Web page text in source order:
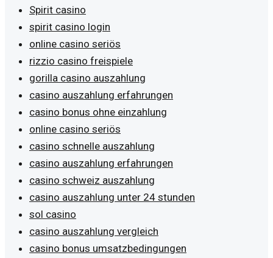
Spirit casino
spirit casino login
online casino seriös
rizzio casino freispiele
gorilla casino auszahlung
casino auszahlung erfahrungen
casino bonus ohne einzahlung
online casino seriös
casino schnelle auszahlung
casino auszahlung erfahrungen
casino schweiz auszahlung
casino auszahlung unter 24 stunden
sol casino
casino auszahlung vergleich
casino bonus umsatzbedingungen